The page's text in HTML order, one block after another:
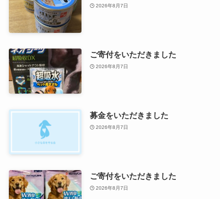
2026年8月7日
ご寄付をいただきました
2026年8月7日
募金をいただきました
2026年8月7日
ご寄付をいただきました
2026年8月7日